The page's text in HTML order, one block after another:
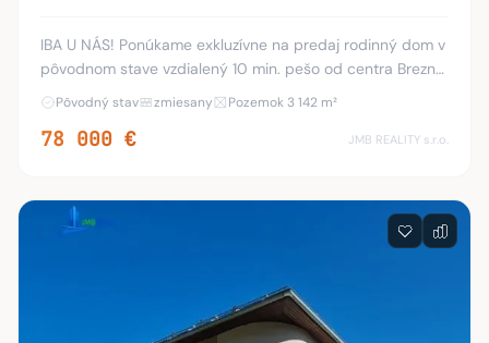
IBA U NÁS! Ponúkame exkluzívne na predaj rodinný dom v
pôvodnom stave vzdialený 10 min. pešo od centra Brezna.
Pôvodný dom bol postavený v 30.-tych rokoch a
prístavba v r. 1980. Rodinný dom s prístavb
Pôvodný stav zmiesany Pozemok 3 142 m²
78 000 € JMB REALITY s.r.o.